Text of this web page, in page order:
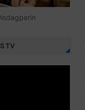
TV